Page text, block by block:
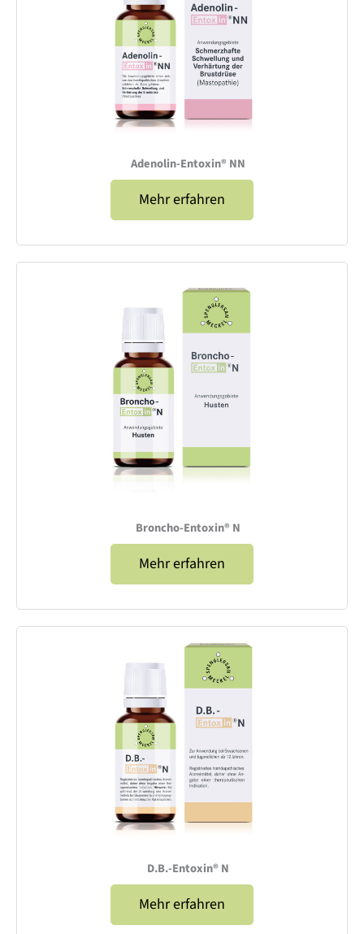
Adenolin-Entoxin® NN
Mehr erfahren
Broncho-Entoxin® N​
Mehr erfahren
D.B.-Entoxin® N
Mehr erfahren